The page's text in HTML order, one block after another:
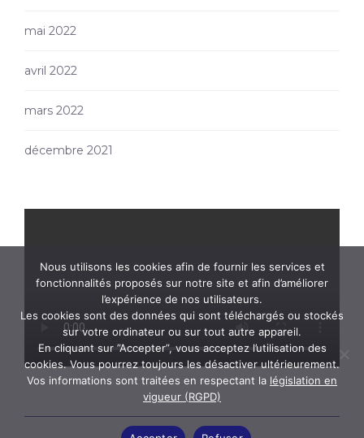
mai 2022
avril 2022
mars 2022
décembre 2021
Nous utilisons les cookies afin de fournir les services et
fonctionnalités proposés sur notre site et afin d’améliorer
l’expérience de nos utilisateurs.
Les cookies sont des données qui sont téléchargés ou stockés
sur votre ordinateur ou sur tout autre appareil.
En cliquant sur ”Accepter”, vous acceptez l’utilisation des
cookies. Vous pourrez toujours les désactiver ultérieurement.
Vos informations sont traitées en respectant la législation en
vigueur (RGPD)